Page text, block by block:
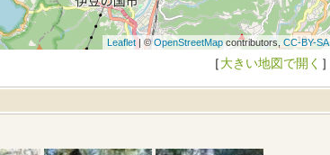
Leaflet| ©OpenStreetMapcontributors, CC-BY-SA
［大きい地図で開く ］